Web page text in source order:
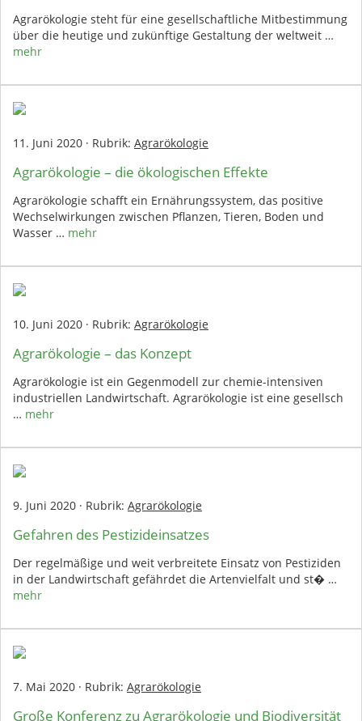
Agrarökologie steht für eine gesellschaftliche Mitbestimmung
über die heutige und zukünftige Gestaltung der weltweit …
mehr
11. Juni 2020 · Rubrik: Agrarökologie
Agrarökologie – die ökologischen Effekte
Agrarökologie schafft ein Ernährungssystem, das positive
Wechselwirkungen zwischen Pflanzen, Tieren, Boden und
Wasser … mehr
10. Juni 2020 · Rubrik: Agrarökologie
Agrarökologie – das Konzept
Agrarökologie ist ein Gegenmodell zur chemie-intensiven
industriellen Landwirtschaft. Agrarökologie ist eine gesellsch
… mehr
9. Juni 2020 · Rubrik: Agrarökologie
Gefahren des Pestizideinsatzes
Der regelmäßige und weit verbreitete Einsatz von Pestiziden
in der Landwirtschaft gefährdet die Artenvielfalt und st� …
mehr
7. Mai 2020 · Rubrik: Agrarökologie
Große Konferenz zu Agrarökologie und Biodiversität